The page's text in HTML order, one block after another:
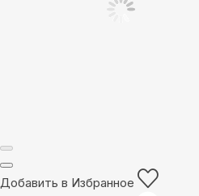
Добавить в Избранное